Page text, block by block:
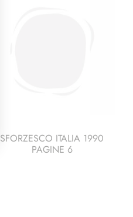
SFORZESCO ITALIA 1990
PAGINE 6